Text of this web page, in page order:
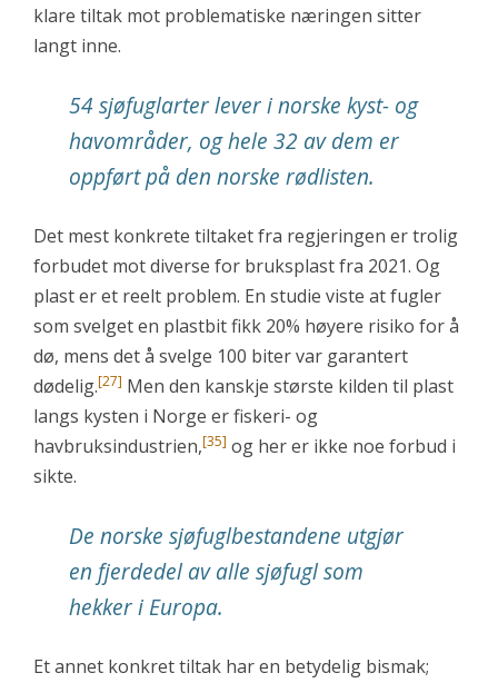
klare tiltak mot problematiske næringen sitter
langt inne.
54 sjøfuglarter lever i norske kyst- og
havområder, og hele 32 av dem er
oppført på den norske rødlisten.
Det mest konkrete tiltaket fra regjeringen er trolig
forbudet mot diverse for bruksplast fra 2021. Og
plast er et reelt problem. En studie viste at fugler
som svelget en plastbit fikk 20% høyere risiko for å
dø, mens det å svelge 100 biter var garantert
dødelig.[27] Men den kanskje største kilden til plast
langs kysten i Norge er fiskeri- og
havbruksindustrien,[35] og her er ikke noe forbud i
sikte.
De norske sjøfuglbestandene utgjør
en fjerdedel av alle sjøfugl som
hekker i Europa.
Et annet konkret tiltak har en betydelig bismak;